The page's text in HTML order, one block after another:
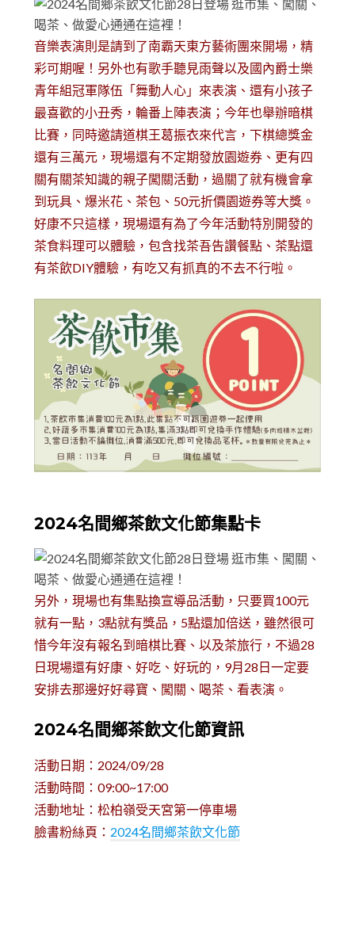
音樂表演則是請到了南霸天東方藝術團來開場，精
彩可期喔！另外也有歌手聽見雨聲以及國內爵士樂
青年組冠軍隊伍「舞動人心」來表演、還有小孩子
最喜歡的小丑秀，輪番上陣表演；今年也舉辦暗棋
比賽，同時邀請道棋王葛振衣來代言，下棋總獎金
還有三萬元，現場還有不定期發放園遊券、更有四
關有關茶知識的親子闖關活動，過關了就有機會拿
到玩具、爆米花、茶包、50元折價園遊券等大獎。
好康不只這樣，現場還有為了今年活動特別開發的
茶食料理可以體驗，包含找茶吾告讚餐點、茶點還
有茶飲DIY體驗，有吃又有抓真的不去不行啦。
2024名間鄉茶飲文化節集點卡
另外，現場也有集點換宣導品活動，只要買100元
就有一點，3點就有獎品，5點還加倍送，雖然很可
惜今年沒有報名到暗棋比賽、以及茶旅行，不過28
日現場還有好康、好吃、好玩的，9月28日一定要
安排去那邊好好尋寶、闖關、喝茶、看表演。
2024名間鄉茶飲文化節資訊
活動日期：2024/09/28
活動時間：09:00~17:00
活動地址：松柏嶺受天宮第一停車場
臉書粉絲頁： 2024名間鄉茶飲文化節